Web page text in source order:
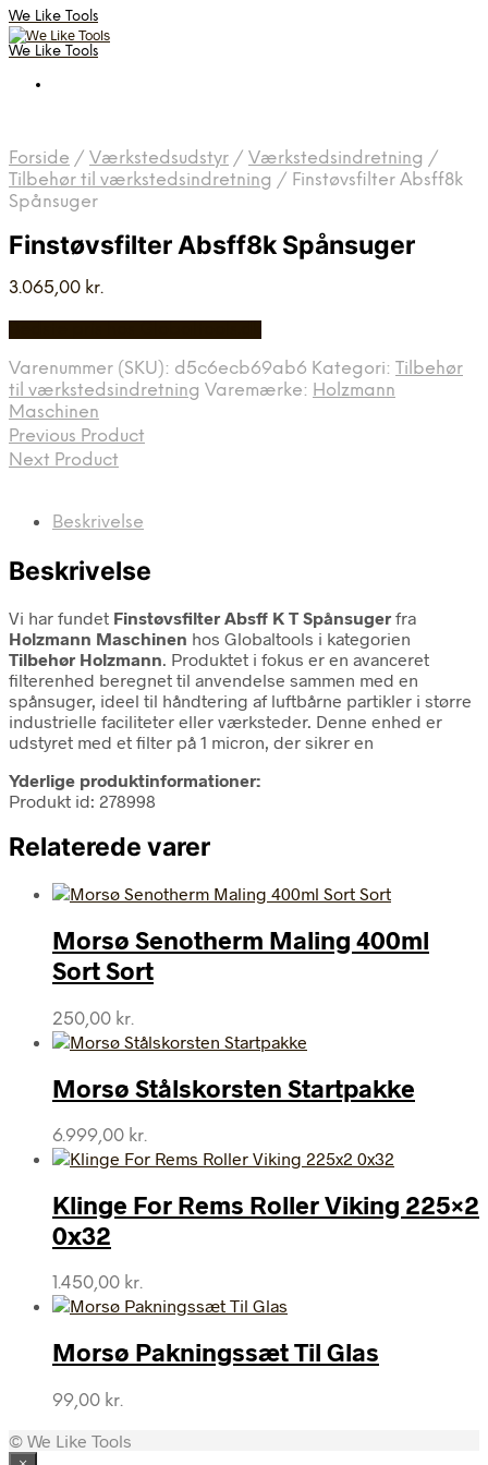
We Like Tools
We Like Tools
Forside / Værkstedsudstyr / Værkstedsindretning /
Tilbehør til værkstedsindretning / Finstøvsfilter Absff8k
Spånsuger
Finstøvsfilter Absff8k Spånsuger
3.065,00 kr.
Varenummer (SKU): d5c6ecb69ab6 Kategori: Tilbehør
til værkstedsindretning Varemærke: Holzmann
Maschinen
Previous Product
Next Product
Beskrivelse
Beskrivelse
Vi har fundet Finstøvsfilter Absff K T Spånsuger fra
Holzmann Maschinen hos Globaltools i kategorien
Tilbehør Holzmann. Produktet i fokus er en avanceret
filterenhed beregnet til anvendelse sammen med en
spånsuger, ideel til håndtering af luftbårne partikler i større
industrielle faciliteter eller værksteder. Denne enhed er
udstyret med et filter på 1 micron, der sikrer en
Yderlige produktinformationer:
Produkt id: 278998
Relaterede varer
Morsø Senotherm Maling 400ml
Sort Sort
250,00 kr.
Morsø Stålskorsten Startpakke
6.999,00 kr.
Klinge For Rems Roller Viking 225×2
0x32
1.450,00 kr.
Morsø Pakningssæt Til Glas
99,00 kr.
© We Like Tools